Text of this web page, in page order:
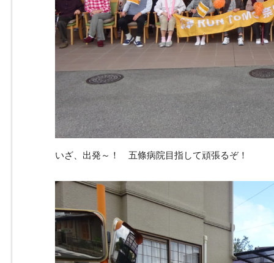
いざ、出発～！ 五條病院目指して頑張るぞ！